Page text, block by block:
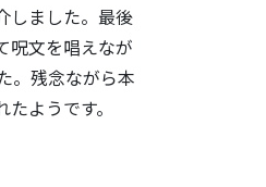
しました。最後
呪文を唱えなが
。残念ながら本
ようです。